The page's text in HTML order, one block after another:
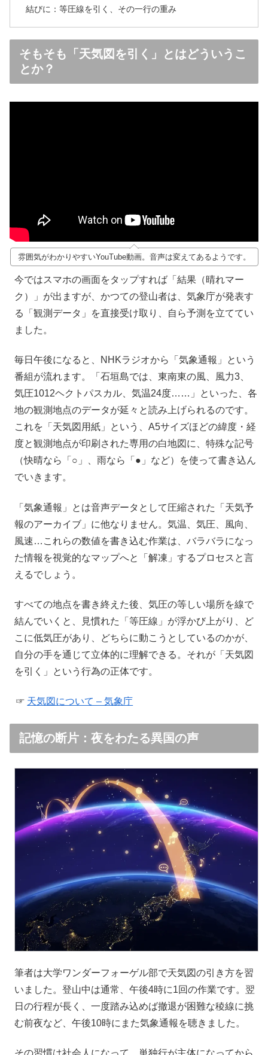
結びに：等圧線を引く、その一行の重み
そもそも「天気図を引く」とはどういうこ
とか？
雰囲気がわかりやすいYouTube動画。音声は変えてあるようです。
今ではスマホの画面をタップすれば「結果（晴れマー
ク）」が出ますが、かつての登山者は、気象庁が発表す
る「観測データ」を直接受け取り、自ら予測を立ててい
ました。
毎日午後になると、NHKラジオから「気象通報」という
番組が流れます。「石垣島では、東南東の風、風力3、
気圧1012ヘクトパスカル、気温24度……」といった、各
地の観測地点のデータが延々と読み上げられるのです。
これを「天気図用紙」という、A5サイズほどの緯度・経
度と観測地点が印刷された専用の白地図に、特殊な記号
（快晴なら「○」、雨なら「●」など）を使って書き込ん
でいきます。
「気象通報」とは音声データとして圧縮された「天気予
報のアーカイブ」に他なりません。気温、気圧、風向、
風速…これらの数値を書き込む作業は、バラバラになっ
た情報を視覚的なマップへと「解凍」するプロセスと言
えるでしょう。
すべての地点を書き終えた後、気圧の等しい場所を線で
結んでいくと、見慣れた「等圧線」が浮かび上がり、ど
こに低気圧があり、どちらに動こうとしているのかが、
自分の手を通じて立体的に理解できる。それが「天気図
を引く」という行為の正体です。
天気図について – 気象庁
記憶の断片：夜をわたる異国の声
筆者は大学ワンダーフォーゲル部で天気図の引き方を習
いました。登山中は通常、午後4時に1回の作業です。翌
日の行程が長く、一度踏み込めば撤退が困難な稜線に挑
む前夜など、午後10時にまた気象通報を聴きました。